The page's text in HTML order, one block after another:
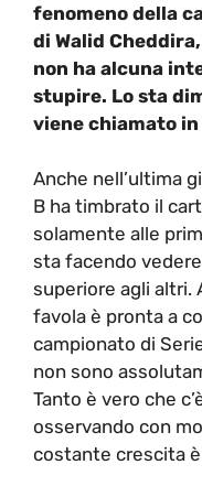
fenomeno della
di Walid
non ha alcuna
stupire. Lo sta
viene chiamato in
Anche nell’ultima
B ha timbrato il
solamente alle
sta facendo
superiore agli altri.
favola è pronta a
campionato di
non sono
Tanto è vero che
osservando con
costante crescita